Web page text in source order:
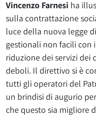
Vincenzo Farnesi ha
sulla contrattazione
luce della nuova legge
gestionali non facili con
riduzione dei servizi dei
deboli. Il direttivo si è
tutti gli operatori del
un brindisi di augurio
che questo sia migliore